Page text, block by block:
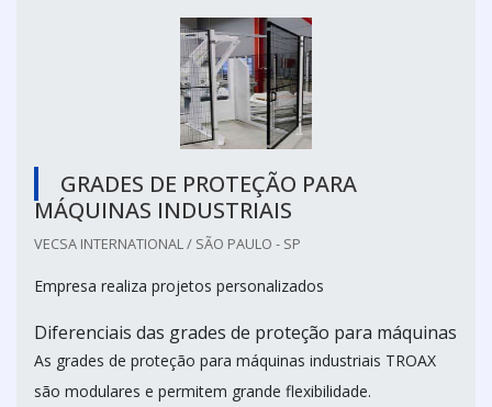
GRADES DE PROTEÇÃO PARA
MÁQUINAS INDUSTRIAIS
VECSA INTERNATIONAL / SÃO PAULO - SP
Empresa realiza projetos personalizados
Diferenciais das grades de proteção para máquinas
As grades de proteção para máquinas industriais TROAX
são modulares e permitem grande flexibilidade.